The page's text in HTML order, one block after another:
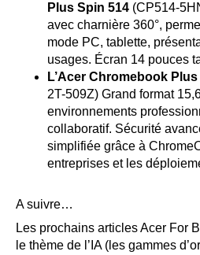
Plus Spin 514 (CP514-
avec charnière 360°,
mode PC, tablette,
usages. Écran 14 pouces
L’Acer Chromebook Plus
2T-509Z) Grand format
environnements
collaboratif. Sécurité
simplifiée grâce à
entreprises et les
A suivre…
Les prochains articles Acer For
le thème de l’IA (les gammes